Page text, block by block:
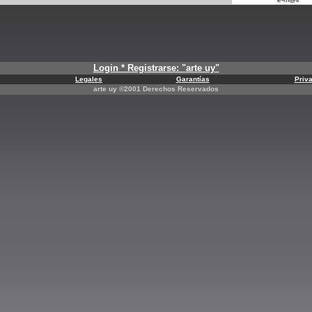
Login * Registrarse: "arte uy"
Legales Garantías
arte uy ©2001 Derechos Reservados